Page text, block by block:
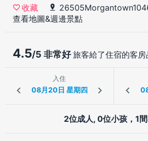
收藏
查看地圖&週邊景點
4.5/5 非常好旅客給了住宿的客
入住
2位成人, 0位小孩，1